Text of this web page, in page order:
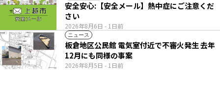
2026年8月6日 - 1日前
安全安心:【安全メール】熱中症にご注意くだ
さい
ニュース
2026年8月5日 - 1日前
板倉地区公民館 電気室付近で不審火発生 去年
12月にも同様の事案